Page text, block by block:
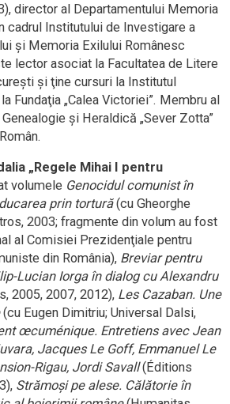
director al Departamentului Memoria
cadrul Institutului de Investigare a
şi Memoria Exilului Românesc
lector asociat la Facultatea de Litere
şi ţine cursuri la Institutul
Fundaţia „Calea Victoriei”. Membru al
şi Heraldică „Sever Zotta”
„Regele Mihai I pentru
volumele Genocidul comunist în
prin tortură(cu Gheorghe
2003; fragmente din volum au fost
al Comisiei Prezidenţiale pentru
din România), Breviar pentru
Lucian Iorga în dialog cu Alexandru
2005, 2007, 2012), Les Cazaban. Une
(cu Eugen Dimitriu; Universal Dalsi,
œcuménique. Entretiens avec Jean
Jacques Le Goff, Emmanuel Le
Rigau, Jordi Savall(Éditions
Strămoşi pe alese. Călătorie în